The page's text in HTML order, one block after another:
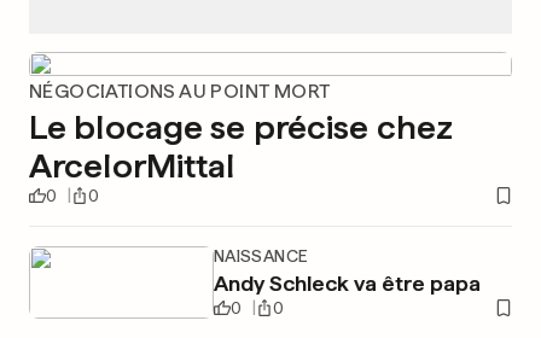
NÉGOCIATIONS AU POINT MORT
Le blocage se précise chez
ArcelorMittal
0 0
NAISSANCE
Andy Schleck va être papa
0 0